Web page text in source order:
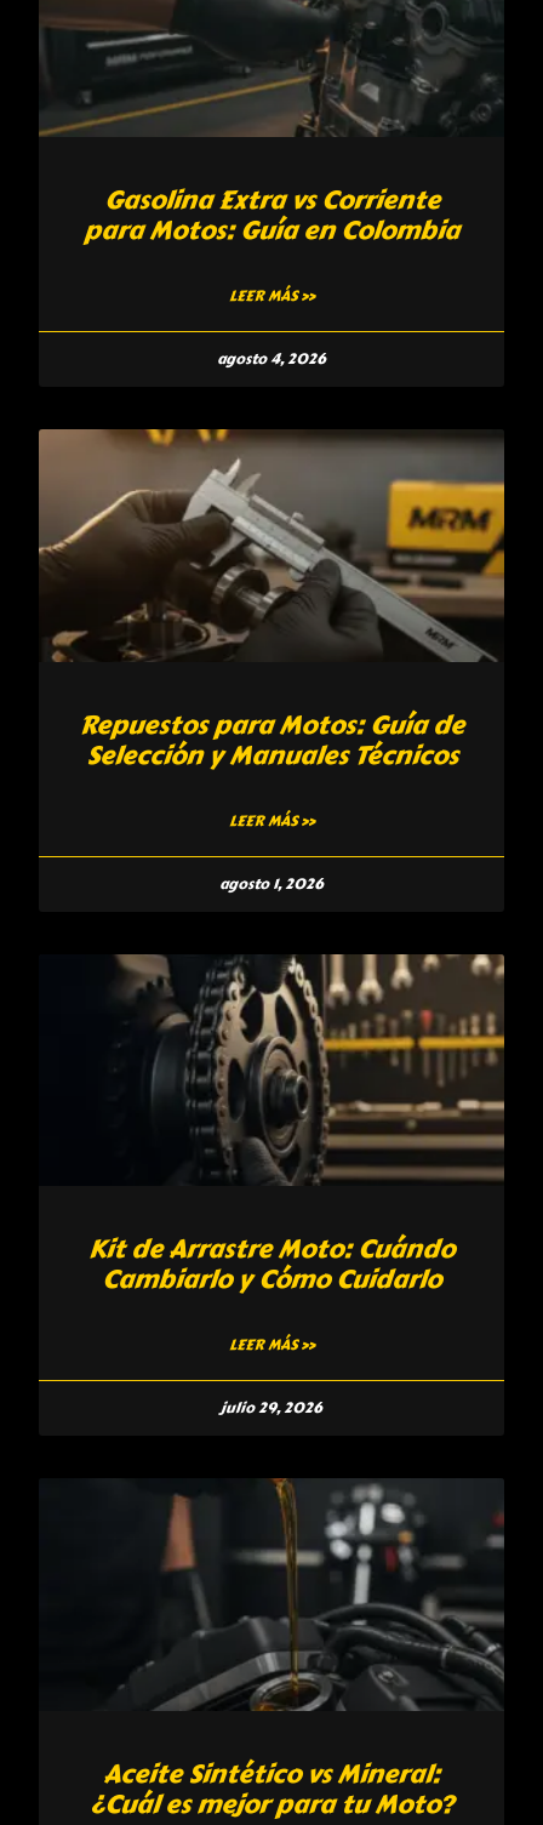
Gasolina Extra vs Corriente
para Motos: Guía en Colombia
LEER MÁS »
agosto 4, 2026
Repuestos para Motos: Guía de
Selección y Manuales Técnicos
LEER MÁS »
agosto 1, 2026
Kit de Arrastre Moto: Cuándo
Cambiarlo y Cómo Cuidarlo
LEER MÁS »
julio 29, 2026
Aceite Sintético vs Mineral:
¿Cuál es mejor para tu Moto?